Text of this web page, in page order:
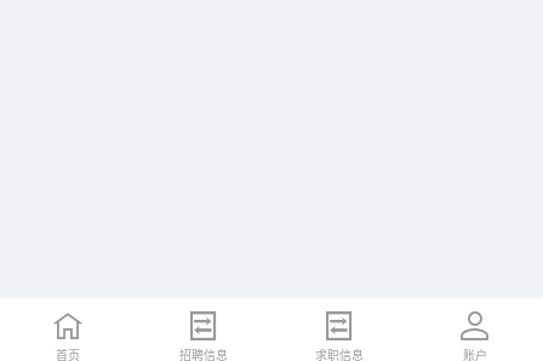
首页 招聘信息 求职信息 账户